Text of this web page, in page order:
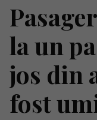
la un
jos din
fost